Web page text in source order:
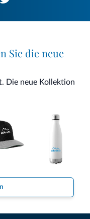
Sie die neue
Die neue Kollektion